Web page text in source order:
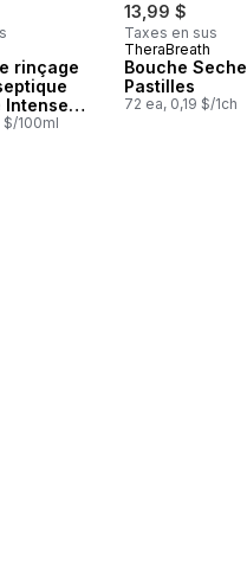
rinçage
Intense
100ml
13,99 $
Taxes en sus
TheraBreath
Bouche Seche
Pastilles
72 ea, 0,19 $/1ch
- Rince-bouche au panier